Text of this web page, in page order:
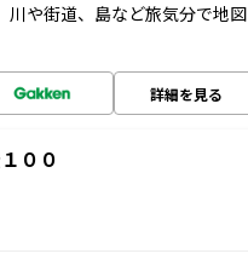
川や街道、島など旅気分で地図
詳細を見る
００